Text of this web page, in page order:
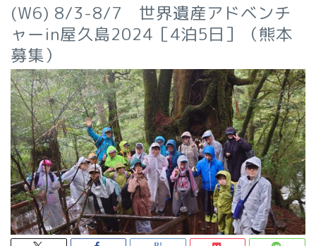
(W6) 8/3-8/7 世界遺産アドベンチ
ャーin屋久島2024［4泊5日］（熊本
募集）